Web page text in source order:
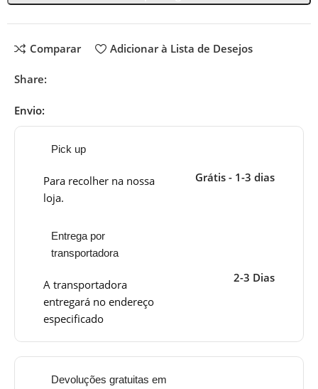
Comparar Adicionar à Lista de Desejos
Share:
Envio:
Pick up
Para recolher na nossa
loja.
Grátis - 1-3 dias
Entrega por
transportadora
A transportadora
entregará no endereço
especificado
2-3 Dias
Devoluções gratuitas em